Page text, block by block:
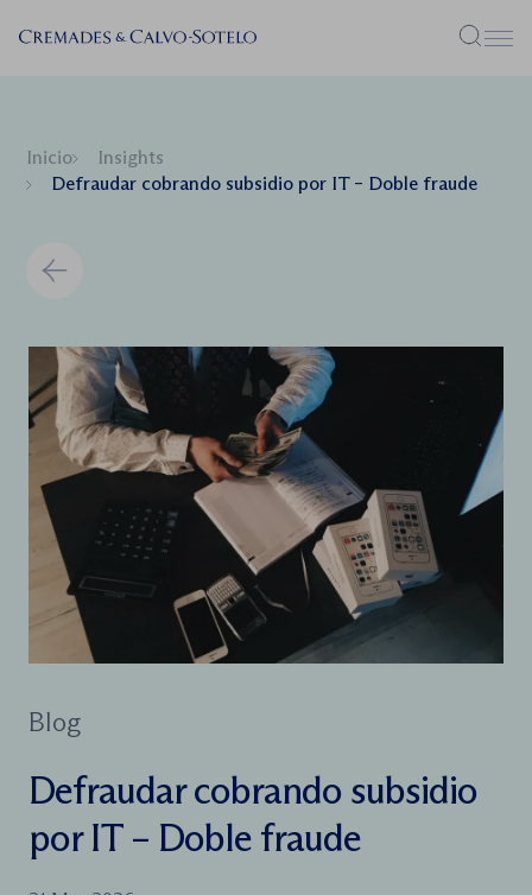
Menú
Inicio
Insights
Defraudar cobrando subsidio por IT – Doble fraude
Blog
Defraudar cobrando subsidio
por IT – Doble fraude